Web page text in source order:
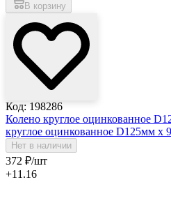
В корзину
Код: 198286
Колено круглое оцинкованное
круглое оцинкованное D125мм х
Нет в наличии
372 ₽/шт
+11.16